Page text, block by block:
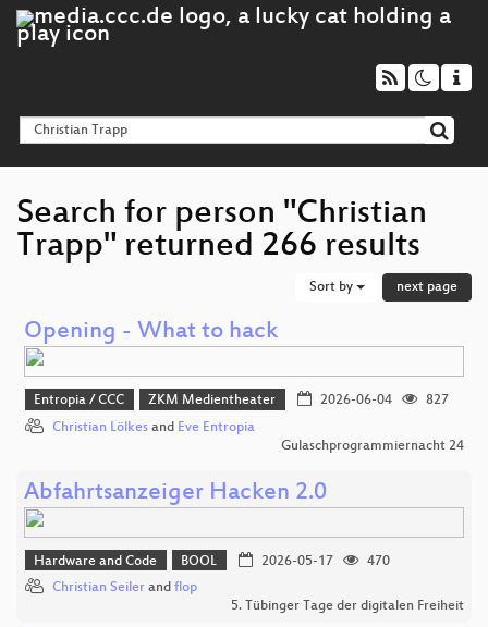
Search for person "Christian
Trapp" returned 266 results
Sort by next page
Opening - What to hack
Entropia / CCC ZKM Medientheater 2026-06-04
827
Christian Lölkes and Eve Entropia
Gulaschprogrammiernacht 24
Abfahrtsanzeiger Hacken 2.0
Hardware and Code BOOL 2026-05-17
470
Christian Seiler and flop
5. Tübinger Tage der digitalen Freiheit